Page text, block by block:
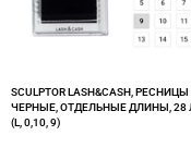
SCULPTOR LASH&CASH, РЕСНИЦЫ
ЧЕРНЫЕ, ОТДЕЛЬНЫЕ ДЛИНЫ, 28
(L, 0,10, 9)